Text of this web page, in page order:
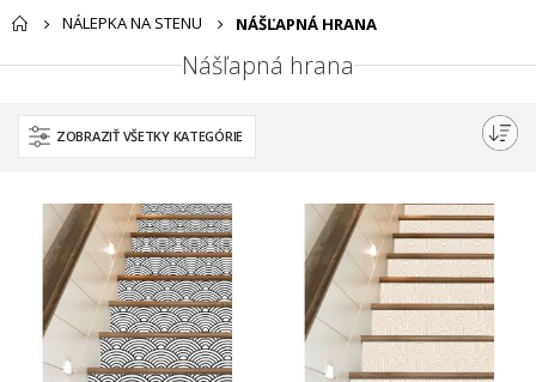
NÁLEPKA NA STENU NÁŠĽAPNÁ HRANA
Nášľapná hrana
ZOBRAZIŤ VŠETKY KATEGÓRIE